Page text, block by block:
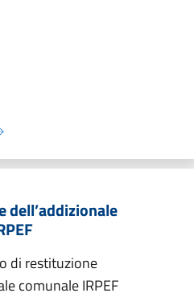
dell’addizionale
di restituzione
comunale IRPEF